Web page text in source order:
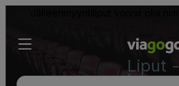
Liput -